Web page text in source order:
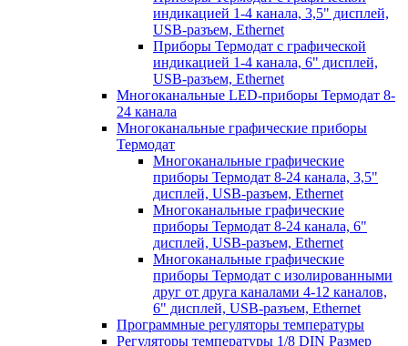
индикацией 1-4 канала, 3,5" дисплей,
USB-разъем, Ethernet
Приборы Термодат с графической
индикацией 1-4 канала, 6" дисплей,
USB-разъем, Ethernet
Многоканальные LED-приборы Термодат 8-
24 канала
Многоканальные графические приборы
Термодат
Многоканальные графические
приборы Термодат 8-24 канала, 3,5"
дисплей, USB-разъем, Ethernet
Многоканальные графические
приборы Термодат 8-24 канала, 6"
дисплей, USB-разъем, Ethernet
Многоканальные графические
приборы Термодат с изолированными
друг от друга каналами 4-12 каналов,
6" дисплей, USB-разъем, Ethernet
Программные регуляторы температуры
Регуляторы температуры 1/8 DIN Размер